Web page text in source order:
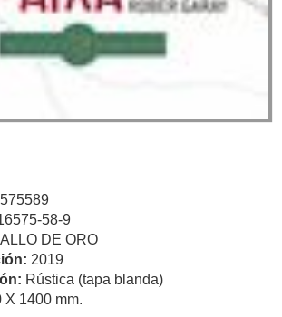
58-9
DE ORO
2019
Rústica (tapa blanda)
X 1400 mm.